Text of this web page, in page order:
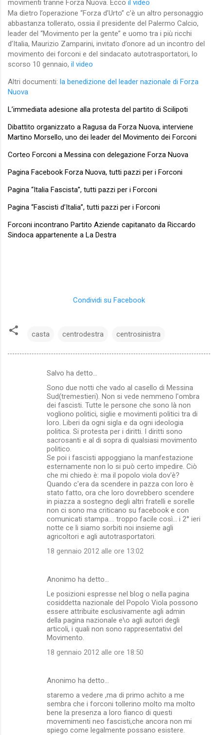
movimenti tranne Forza Nuova. Ecco il video
Ma dietro l’operazione “Forza d’Urto” c’è un altro personaggio
abbastanza tollerato, ossia il presidente del Palermo Calcio,
leader del “Movimento per la gente” e uomo tra i più ricchi
d’Italia, Maurizio Zamparini, invitato d’onore ad un incontro del
movimento dei forconi e del sindacato autotrasportatori, lo
scorso 10 gennaio, il video
Altri documenti: la benedizione del leader nazionale di Forza
Nuova
L’immediata adesione alla protesta del partito di Scilipoti
Dibattito organizzato a Ragusa da Forza Nuova, interviene
Martino Morsello, uno dei leader del Movimento dei Forconi
Corteo Forconi a Messina con delegazione Forza Nuova
Pagina Facebook Forza Nuova, tutti pazzi per i Forconi
Pagina “Italia Fascista”, tutti pazzi per i Forconi
Pagina “Fascisti d’Italia”, tutti pazzi per i Forconi
Forconi incontrano Partito Aziende capitanato da Riccardo
Sindoca appartenente a La Destra
Condividi su Facebook
casta centrodestra centrosinistra
Salvo ha detto…
Sono due notti che vado al casello di Messina
Sud(tremestieri). Non si vede nemmeno l'ombra
dei fascisti. Tutte le persone che sono là non
vogliono politici, siglie e movimenti politici tra di
loro. Liberi da ogni sigla e da ogni ideologia
politica. Si protesta per i diritti. I diritti sono
sacrosanti e al di sopra di qualsiasi movimento
politico.
Se poi i fascisti appoggiano la manfestazione
esternamente non lo si può certo impedire. Ciò
che mi chiedo è: ma il popolo viola dov'è?
Quando c'era da scendere in pazza con loro è
stato fatto, ora che loro dovrebbero scendere
in piazza a sostegno degli altri fratelli e sorelle
non ci sono ma criticano su facebook e con
comunicati stampa.... troppo facile così... i 2° ieri
notte ce li siamo sorbiti noi insieme agli
agricoltori e agli autotrasportatori.
18 gennaio 2012 alle ore 13:02
Anonimo ha detto…
Le posizioni espresse nel blog o nella pagina
cosiddetta nazionale del Popolo Viola possono
essere attribuite esclusivamente agli admin
della pagina nazionale e\o agli autori degli
articoli, i quali non sono rappresentativi del
Movimento.
18 gennaio 2012 alle ore 18:50
Anonimo ha detto…
staremo a vedere ,ma di primo achito a me
sembra che i forconi tollerino molto ma molto
bene la presenza a loro fianco di questi
movemimenti neo fascisti,che ancora non mi
spiego come legalmente possano esistere.